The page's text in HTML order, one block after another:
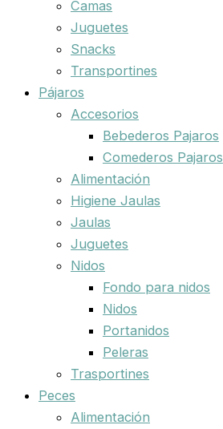
Camas
Juguetes
Snacks
Transportines
Pájaros
Accesorios
Bebederos Pajaros
Comederos Pajaros
Alimentación
Higiene Jaulas
Jaulas
Juguetes
Nidos
Fondo para nidos
Nidos
Portanidos
Peleras
Trasportines
Peces
Alimentación